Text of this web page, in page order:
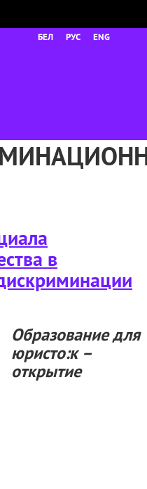
БЕЛ РУС ENG
в
Образование для
юристо:к –
открытие